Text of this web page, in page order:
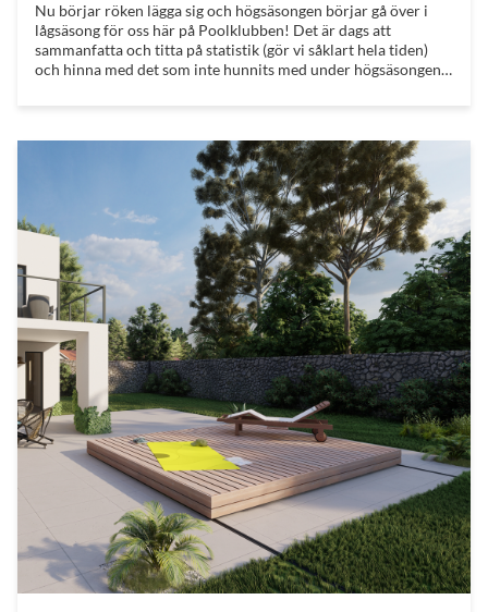
Nu börjar röken lägga sig och högsäsongen börjar gå över i
lågsäsong för oss här på Poolklubben! Det är dags att
sammanfatta och titta på statistik (gör vi såklart hela tiden)
och hinna med det som inte hunnits med under högsäsongen -